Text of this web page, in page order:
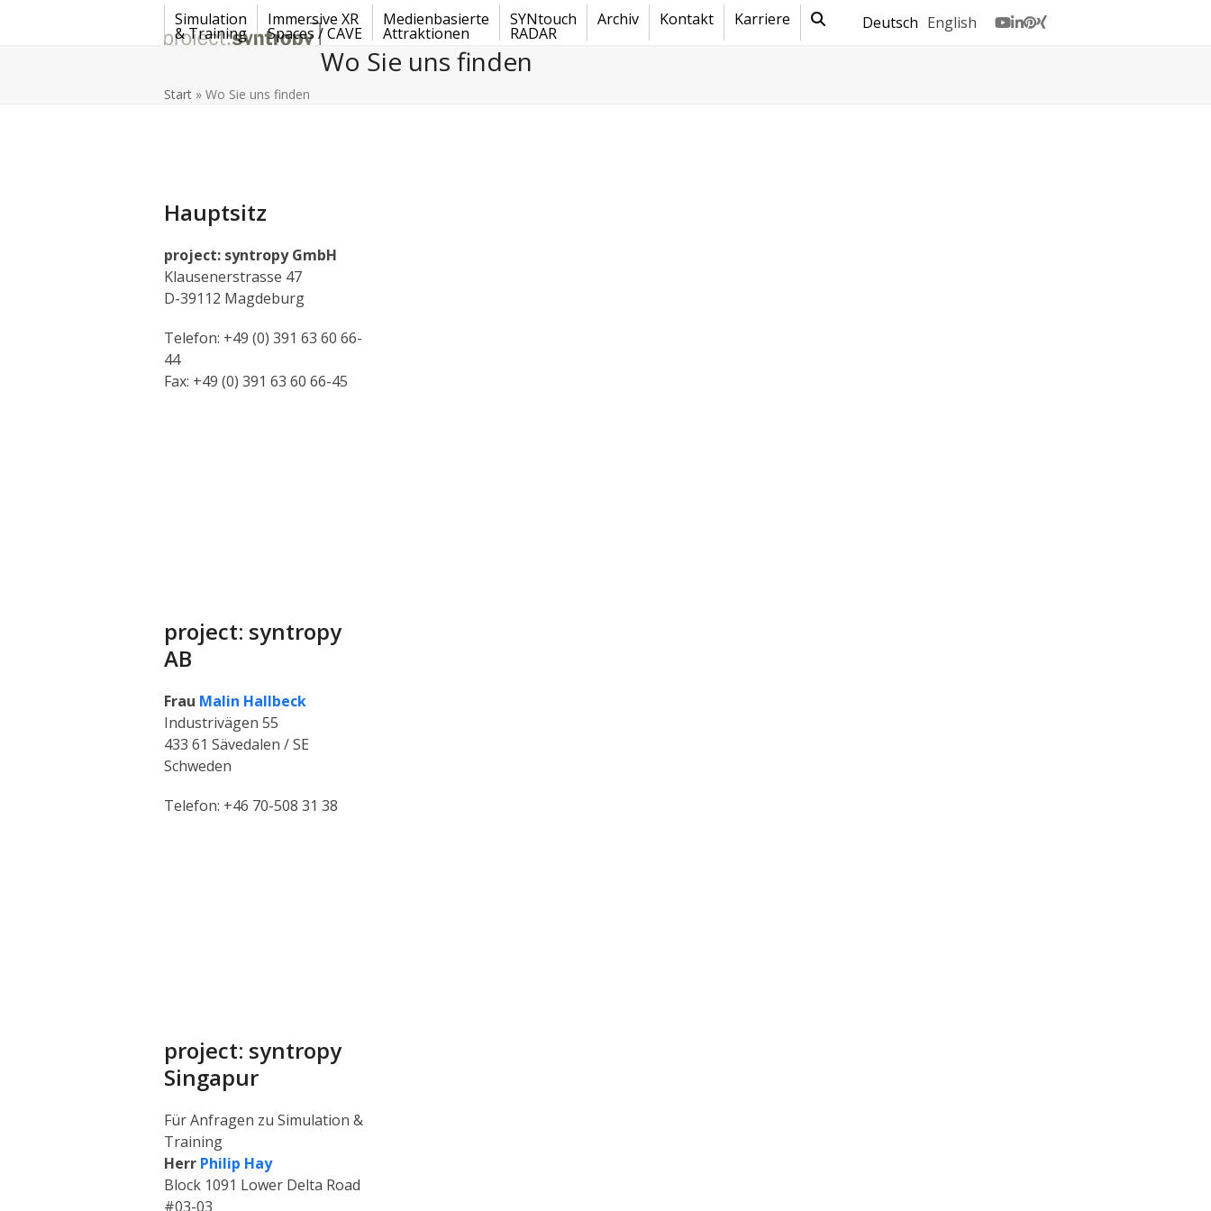
Deutsch English
Simulation
& Training
Immersive XR
Spaces / CAVE
Medienbasierte
Attraktionen
SYNtouch
RADAR
Archiv Kontakt Karriere
Wo Sie uns finden
Start » Wo Sie uns finden
Hauptsitz
project: syntropy GmbH
Klausenerstrasse 47
D-39112 Magdeburg
Telefon: +49 (0) 391 63 60 66-
44
Fax: +49 (0) 391 63 60 66-45
project: syntropy
AB
Frau Malin Hallbeck
Industrivägen 55
433 61 Sävedalen / SE
Schweden
Telefon: ‭+46 70-508 31 38‬
project: syntropy
Singapur
Für Anfragen zu Simulation &
Training
Herr Philip Hay
Block 1091 Lower Delta Road
#03-03